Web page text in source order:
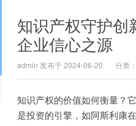
知识产权守护创
企业信心之源
admin 发布于 2024-06-20 分类：
知识产权的价值如何衡量？
是投资的引擎，如阿斯利康